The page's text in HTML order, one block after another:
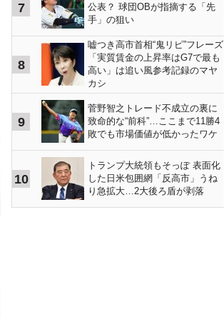
7
公表？ 球団OBが指摘する「先
手」の狙い
8
嘘つき高市首相“鬼リピ”フレーズ
「実質賃金の上昇率はG7で最も
高い」は追い風参考記録のマヤ
カシ
9
菅野智之トレード不成立の裏に
致命的な“前科”…ここまで11勝4
敗でも市場価値が低かったワケ
10
トランプ大統領もそっぽ 表面化
した日米包囲網「反高市」うね
り急拡大…2大後ろ盾が剥落